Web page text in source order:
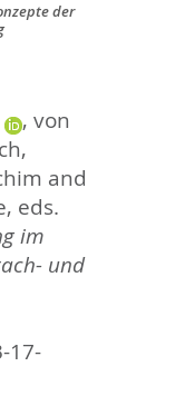
der
, von
and
, eds.
im
und
17-